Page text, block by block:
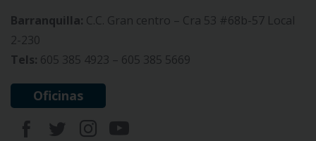
Barranquilla: C.C. Gran centro – Cra 53 #68b-57 Local
2-230
Tels: 605 385 4923 – 605 385 5669
Oficinas